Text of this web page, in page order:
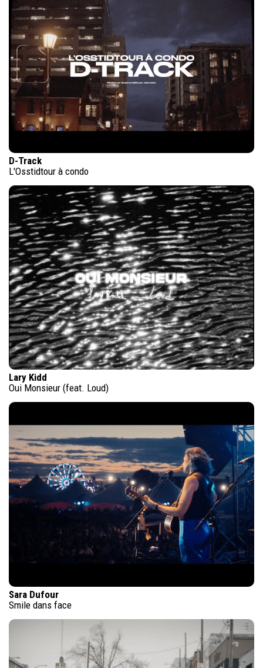
D-Track
L'Osstidtour à condo
Lary Kidd
Oui Monsieur (feat. Loud)
Sara Dufour
Smile dans face